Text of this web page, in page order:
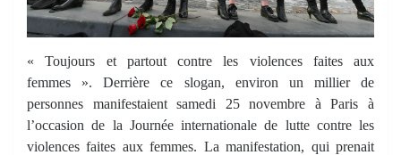
« Toujours et partout contre les violences faites aux
femmes ». Derrière ce slogan, environ un millier de
personnes manifestaient samedi 25 novembre à Paris à
l’occasion de la Journée internationale de lutte contre les
violences faites aux femmes. La manifestation, qui prenait